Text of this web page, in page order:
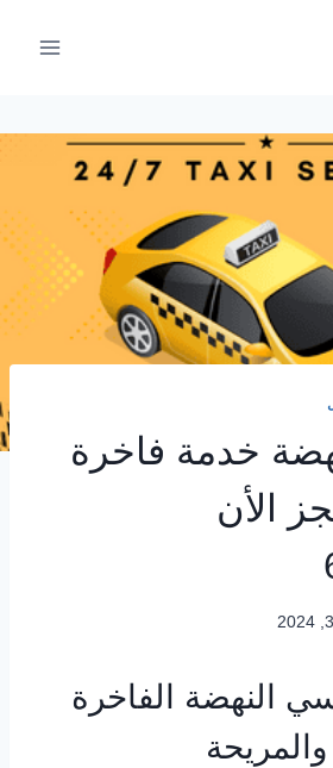
خدمة فاخرة
الأن
النهضة الفاخرة
والمريحة